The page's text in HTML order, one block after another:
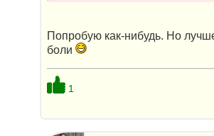
Попробую как-нибудь. Но
боли
1